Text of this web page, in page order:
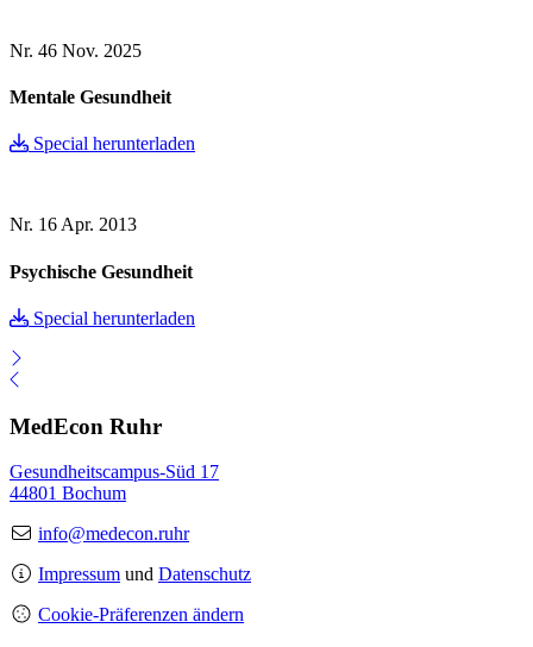
Nr. 46 Nov. 2025
Mentale Gesundheit
Special herunterladen
Nr. 16Apr. 2013
Psychische Gesundheit
Special herunterladen
MedEcon Ruhr
Gesundheitscampus-Süd 17
44801 Bochum
info@medecon.ruhr
Impressum und Datenschutz
Cookie-Präferenzen ändern